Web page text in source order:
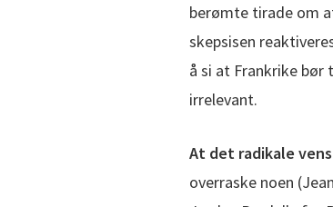
berømte tirade om
skepsisen
å si at Frankrike bør
irrelevant.
At det radikale
overraske noen